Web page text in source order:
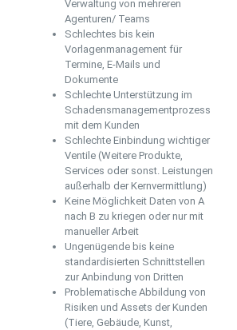
Verwaltung von mehreren
Agenturen/ Teams
Schlechtes bis kein
Vorlagenmanagement für
Termine, E-Mails und
Dokumente
Schlechte Unterstützung im
Schadensmanagementprozess
mit dem Kunden
Schlechte Einbindung wichtiger
Ventile (Weitere Produkte,
Services oder sonst. Leistungen
außerhalb der Kernvermittlung)
Keine Möglichkeit Daten von A
nach B zu kriegen oder nur mit
manueller Arbeit
Ungenügende bis keine
standardisierten Schnittstellen
zur Anbindung von Dritten
Problematische Abbildung von
Risiken und Assets der Kunden
(Tiere, Gebäude, Kunst,